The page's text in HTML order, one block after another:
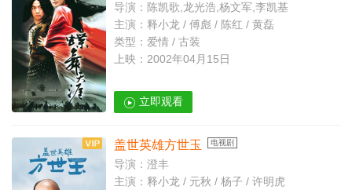
导演：陈凯歌,龙光浩,杨文军,李凯基
主演：释小龙 / 傅彪 / 陈红 / 黄磊
类型：爱情 / 古装
上映：2002年04月15日
立即观看
盖世英雄方世玉 电视剧
导演：澄丰
主演：释小龙 / 元秋 / 杨子 / 许明虎